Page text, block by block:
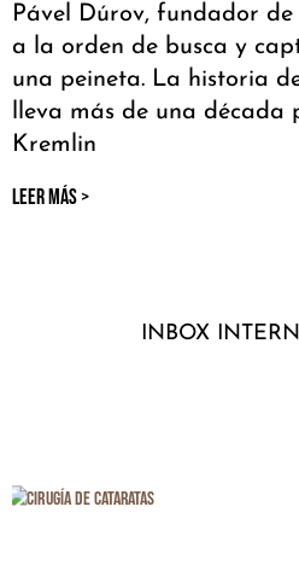
Pável Dúrov, fundador
a la orden de busca y
una peineta. La historia
lleva más de una década
Kremlin
LEER MÁS >
INBOX